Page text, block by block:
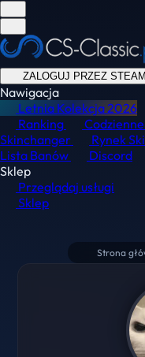
ZALOGUJ PRZEZ STEAM
Nawigacja
Letnia Kolekcja2026
Ranking
Skinchanger
Rynek
Lista Banów
Discord
Sklep
Przeglądaj usługi
Sklep
Strona